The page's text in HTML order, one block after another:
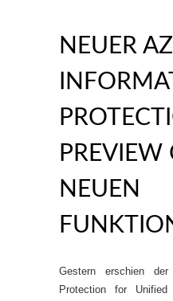
NEUER
NEUEN
Gestern erschien
Protection for